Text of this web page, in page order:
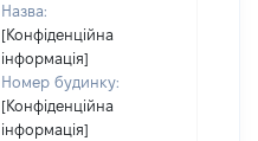
Назва:
[Конфіденційна
інформація]
Номер будинку:
[Конфіденційна
інформація]